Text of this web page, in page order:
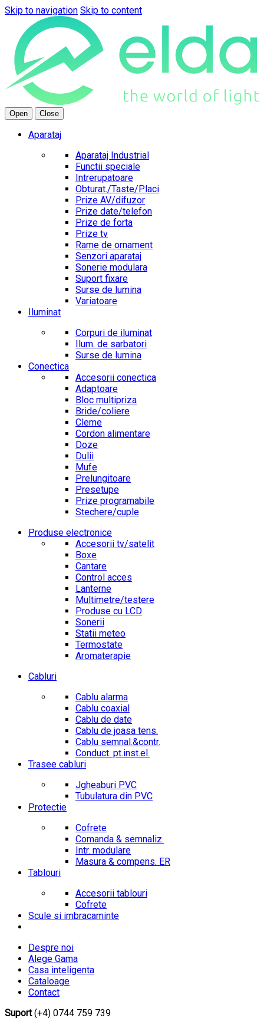
Skip to navigation Skip to content
Open Close
Aparataj
Aparataj Industrial
Functii speciale
Intrerupatoare
Obturat./Taste/Placi
Prize AV/difuzor
Prize date/telefon
Prize de forta
Prize tv
Rame de ornament
Senzori aparataj
Sonerie modulara
Suport fixare
Surse de lumina
Variatoare
Iluminat
Corpuri de iluminat
Ilum. de sarbatori
Surse de lumina
Conectica
Accesorii conectica
Adaptoare
Bloc multipriza
Bride/coliere
Cleme
Cordon alimentare
Doze
Dulii
Mufe
Prelungitoare
Presetupe
Prize programabile
Stechere/cuple
Produse electronice
Accesorii tv/satelit
Boxe
Cantare
Control acces
Lanterne
Multimetre/testere
Produse cu LCD
Sonerii
Statii meteo
Termostate
Aromaterapie
Cabluri
Cablu alarma
Cablu coaxial
Cablu de date
Cablu de joasa tens.
Cablu semnal.&contr.
Conduct. pt.inst.el.
Trasee cabluri
Jgheaburi PVC
Tubulatura din PVC
Protectie
Cofrete
Comanda & semnaliz.
Intr. modulare
Masura & compens. ER
Tablouri
Accesorii tablouri
Cofrete
Scule si imbracaminte
Despre noi
Alege Gama
Casa inteligenta
Cataloage
Contact
Suport(+4) 0744 759 739